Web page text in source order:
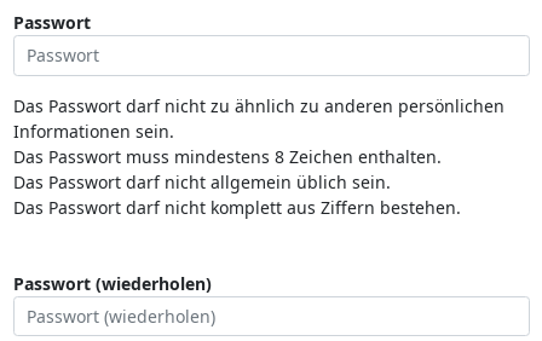
Passwort
Das Passwort darf nicht zu ähnlich zu anderen persönlichen
Informationen sein.
Das Passwort muss mindestens 8 Zeichen enthalten.
Das Passwort darf nicht allgemein üblich sein.
Das Passwort darf nicht komplett aus Ziffern bestehen.
Passwort (wiederholen)